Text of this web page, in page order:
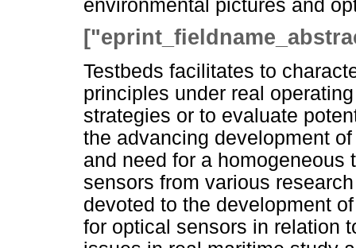
environmental pictures and
Testbeds facilitates to
principles under real
strategies or to evaluate
the advancing development
and need for a homogeneous
sensors from various
devoted to the development
for optical sensors in relation